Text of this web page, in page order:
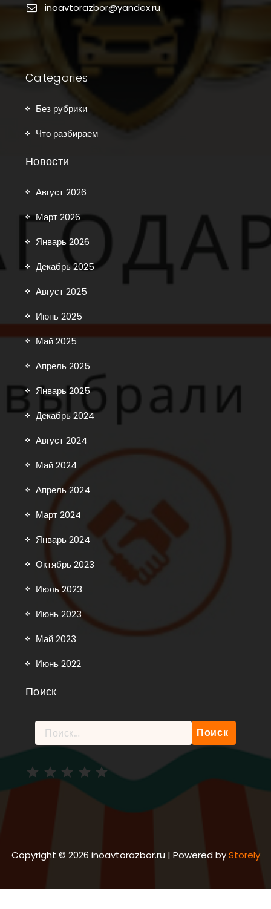
inoavtorazbor@yandex.ru
Categories
Без рубрики
Что разбираем
Новости
Август 2026
Март 2026
Январь 2026
Декабрь 2025
Август 2025
Июнь 2025
Май 2025
Апрель 2025
Январь 2025
Декабрь 2024
Август 2024
Май 2024
Апрель 2024
Март 2024
Январь 2024
Октябрь 2023
Июль 2023
Июнь 2023
Май 2023
Июнь 2022
Поиск
Найти:
Copyright © 2026 inoavtorazbor.ru | Powered byStorely